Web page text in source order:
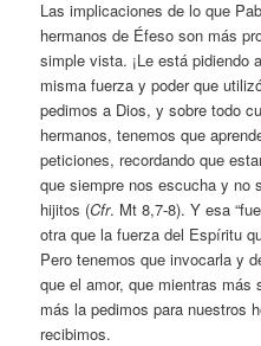
Las implicaciones de lo que
hermanos de Éfeso son más
simple vista. ¡Le está pidiendo
misma fuerza y poder que
pedimos a Dios, y sobre todo
hermanos, tenemos que
peticiones, recordando que
que siempre nos escucha y no
hijitos (Cfr. Mt 8,7-8). Y esa
otra que la fuerza del Espíritu
Pero tenemos que invocarla y
que el amor, que mientras
más la pedimos para nuestros
recibimos.